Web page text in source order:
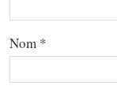
Nom *